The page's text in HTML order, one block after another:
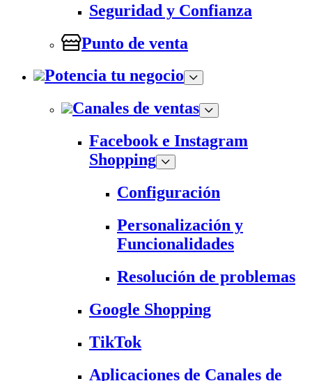
Seguridad y Confianza
Punto de venta
Potencia tu negocio
Canales de ventas
Facebook e Instagram
Shopping
Configuración
Personalización y
Funcionalidades
Resolución de problemas
Google Shopping
TikTok
Aplicaciones de Canales de